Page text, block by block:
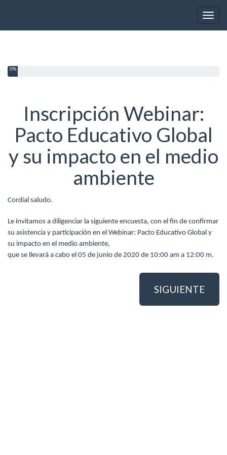
0%
Inscripción Webinar:
Pacto Educativo Global
y su impacto en el medio
ambiente
Cordial saludo.
Le invitamos a diligenciar la siguiente encuesta, con el fin de confirmar
su asistencia y participación en el Webinar: Pacto Educativo Global y
su impacto en el medio ambiente,
que se llevará a cabo el 05 de junio de 2020 de 10:00 am a 12:00 m.
SIGUIENTE